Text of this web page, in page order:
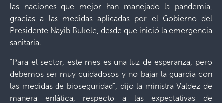
las naciones que mejor han manejado la pandemia,
gracias a las medidas aplicadas por el Gobierno del
Presidente Nayib Bukele, desde que inició la emergencia
sanitaria.
“Para el sector, este mes es una luz de esperanza, pero
debemos ser muy cuidadosos y no bajar la guardia con
las medidas de bioseguridad”, dijo la ministra Valdez de
manera enfática, respecto a las expectativas de